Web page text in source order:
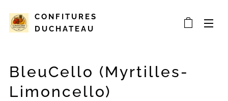
CONFITURES
DUCHATEAU
BleuCello (Myrtilles-
Limoncello)